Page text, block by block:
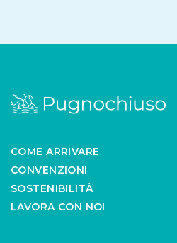
COME ARRIVARE
CONVENZIONI
SOSTENIBILITÀ
LAVORA CON NOI